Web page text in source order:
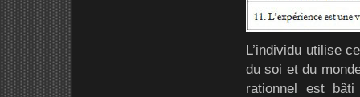
L’individu utilise
du soi et du
rationnel est